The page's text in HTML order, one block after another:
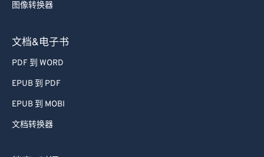
图像转换器
文档&电子书
PDF 到 WORD
EPUB 到 PDF
EPUB 到 MOBI
文档转换器